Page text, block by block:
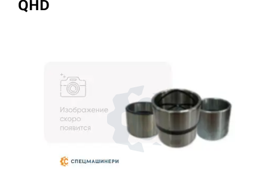
QHD
3D тур по производству
3D тур по складам
sksale@skdst.ru